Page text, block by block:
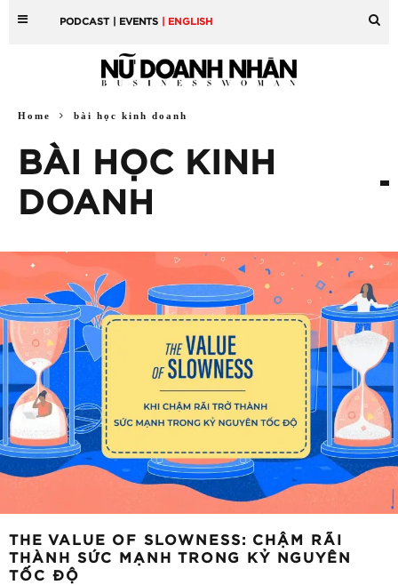
PODCAST | EVENTS | ENGLISH
Home bài học kinh doanh
BÀI HỌC KINH
DOANH
THE VALUE OF SLOWNESS: CHẬM RÃI
THÀNH SỨC MẠNH TRONG KỶ NGUYÊN
TỐC ĐỘ